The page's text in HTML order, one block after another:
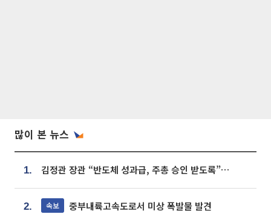
많이 본 뉴스
1. 김정관 장관 “반도체 성과급, 주총 승인 받도록”…상법·자본시장법 개정 시사
2. 속보 중부내륙고속도로서 미상 폭발물 발견